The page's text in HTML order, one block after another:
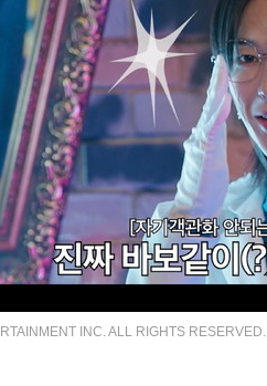
INC. ALL RIGHTS RESERVED.